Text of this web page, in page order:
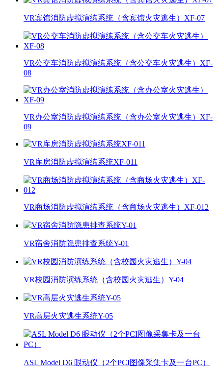
VR宾馆消防虚拟演练系统（含宾馆火灾逃生）XF-07
VR公交车消防虚拟演练系统（含公交车火灾逃生）XF-
08
VR办公室消防虚拟演练系统（含办公室火灾逃生）XF-
09
VR库房消防虚拟演练系统XF-011
VR商场消防虚拟演练系统（含商场火灾逃生）XF-012
VR宿舍消防隐患排查系统Y-01
VR校园消防演练系统（含校园火灾逃生）Y-04
VR高层火灾逃生系统Y-05
ASL Model D6 眼动仪（2个PCI图像采集卡及一台PC）